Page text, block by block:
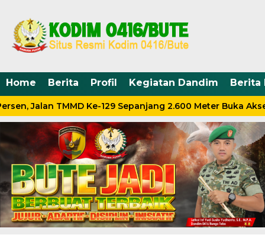
Home Berita Profil Kegiatan Dandim Berita
Jalan TMMD Ke-129 Sepanjang 2.600 Meter Buka